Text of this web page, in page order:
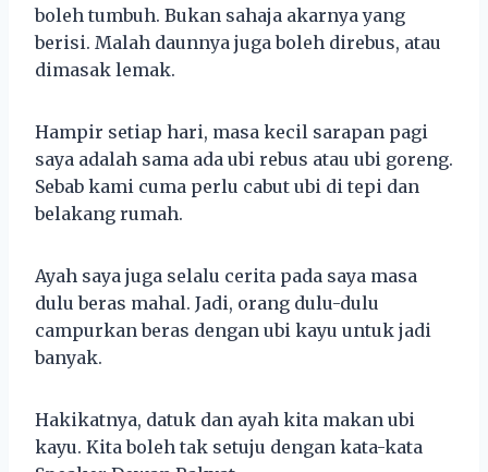
boleh tumbuh. Bukan sahaja akarnya yang
berisi. Malah daunnya juga boleh direbus, atau
dimasak lemak.
Hampir setiap hari, masa kecil sarapan pagi
saya adalah sama ada ubi rebus atau ubi goreng.
Sebab kami cuma perlu cabut ubi di tepi dan
belakang rumah.
Ayah saya juga selalu cerita pada saya masa
dulu beras mahal. Jadi, orang dulu-dulu
campurkan beras dengan ubi kayu untuk jadi
banyak.
Hakikatnya, datuk dan ayah kita makan ubi
kayu. Kita boleh tak setuju dengan kata-kata